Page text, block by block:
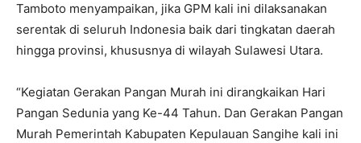
Tamboto menyampaikan, jika GPM kali ini dilaksanakan
serentak di seluruh Indonesia baik dari tingkatan daerah
hingga provinsi, khususnya di wilayah Sulawesi Utara.
“Kegiatan Gerakan Pangan Murah ini dirangkaikan Hari
Pangan Sedunia yang Ke-44 Tahun. Dan Gerakan Pangan
Murah Pemerintah Kabupaten Kepulauan Sangihe kali ini